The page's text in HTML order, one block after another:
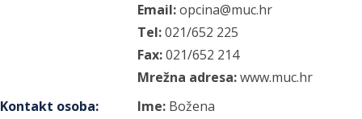
Email:opcina@muc.hr
Tel:021/652 225
Fax:021/652 214
Mrežna adresa:www.muc.hr
Kontakt osoba: Ime: Božena